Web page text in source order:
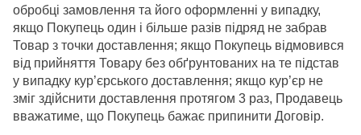
обробці замовлення та його оформленні у випадку,
якщо Покупець один і більше разів підряд не забрав
Товар з точки доставлення; якщо Покупець відмовився
від прийняття Товару без обґрунтованих на те підстав
у випадку кур’єрського доставлення; якщо кур’єр не
зміг здійснити доставлення протягом 3 раз, Продавець
вважатиме, що Покупець бажає припинити Договір.